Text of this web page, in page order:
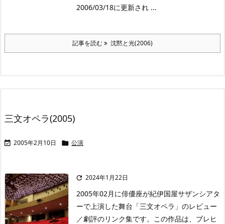
2006/03/18に更新され ...
記事を読む 沈黙と光(2006)
三文オペラ(2005)
 2005年2月10日  公演
 2024年1月22日
2005年02月に俳優座が紀伊国屋サザンシアタ
ーで上演した舞台「三文オペラ」のレビュー
／劇評のリンク集です。この作品は、ブレヒ